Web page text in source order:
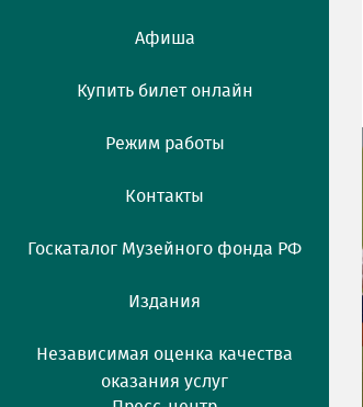
Афиша
Купить билет онлайн
Режим работы
Контакты
Госкаталог Музейного фонда РФ
Издания
Независимая оценка качества
оказания услуг